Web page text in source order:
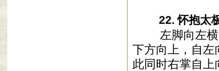
22. 怀抱太
左脚向左横向
下方向上，自左
此同时右掌自